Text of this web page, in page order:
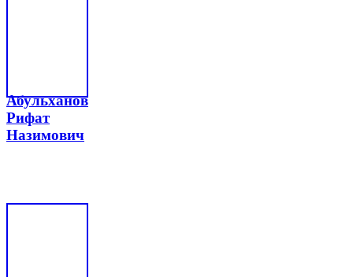
Абульханов
Рифат
Назимович